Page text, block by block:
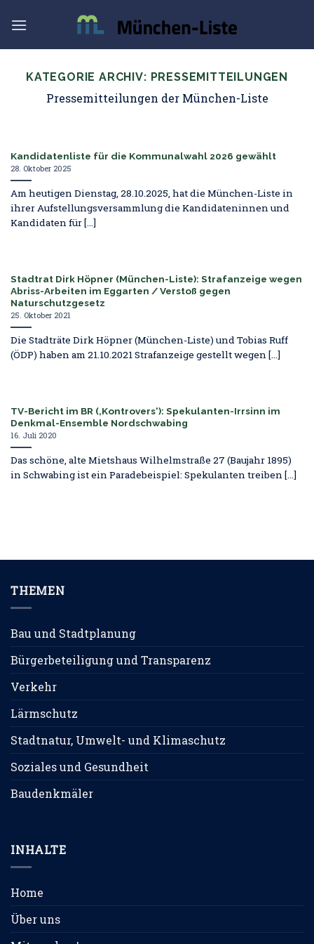
KATEGORIE ARCHIV: PRESSEMITTEILUNGEN
Pressemitteilungen der München-Liste
Kandidatenliste für die Kommunalwahl 2026 gewählt
28. Oktober 2025
Am heutigen Dienstag, 28.10.2025, hat die München-Liste in
ihrer Aufstellungsversammlung die Kandidateninnen und
Kandidaten für [...]
Stadtrat Dirk Höpner (München-Liste): Strafanzeige wegen
Abriss-Arbeiten im Eggarten / Verstoß gegen
Naturschutzgesetz
25. Oktober 2021
Die Stadträte Dirk Höpner (München-Liste) und Tobias Ruff
(ÖDP) haben am 21.10.2021 Strafanzeige gestellt wegen [...]
TV-Bericht im BR (‚Kontrovers‘): Spekulanten-Irrsinn im
Denkmal-Ensemble Nordschwabing
16. Juli 2020
Das schöne, alte Mietshaus Wilhelmstraße 27 (Baujahr 1895)
in Schwabing ist ein Paradebeispiel: Spekulanten treiben [...]
THEMEN
Bau und Stadtplanung
Bürgerbeteiligung und Transparenz
Verkehr
Lärmschutz
Stadtnatur, Umwelt- und Klimaschutz
Soziales und Gesundheit
Baudenkmäler
INHALTE
Home
Über uns